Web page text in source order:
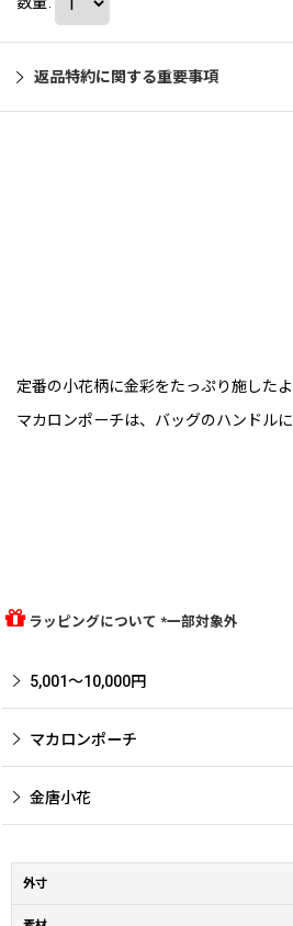
返品特約に関する重要事項
定番の小花柄に金彩をたっぷり施した
マカロンポーチは、バッグのハンドル
ラッピングについて *一部対象外
5,001〜10,000円
マカロンポーチ
金唐小花
外寸